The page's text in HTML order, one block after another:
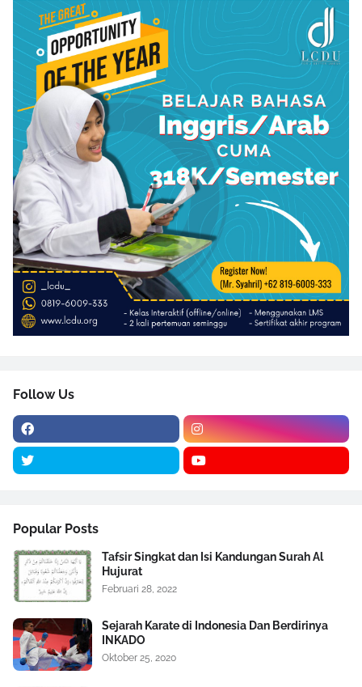
Follow Us
Popular Posts
Tafsir Singkat dan Isi Kandungan Surah Al
Hujurat
Februari 28, 2022
Sejarah Karate di Indonesia Dan Berdirinya
INKADO
Oktober 25, 2020